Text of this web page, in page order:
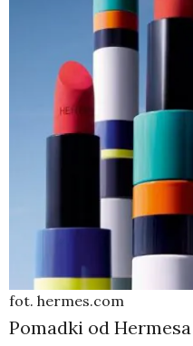
fot. hermes.com
Pomadki od